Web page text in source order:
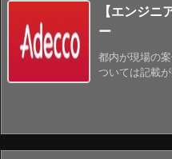
【エンジ
ー
都内が現場の
ついては記載